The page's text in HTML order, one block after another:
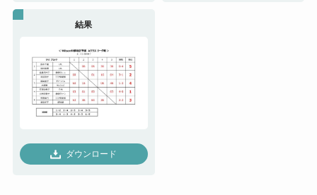
結果
ダウンロード